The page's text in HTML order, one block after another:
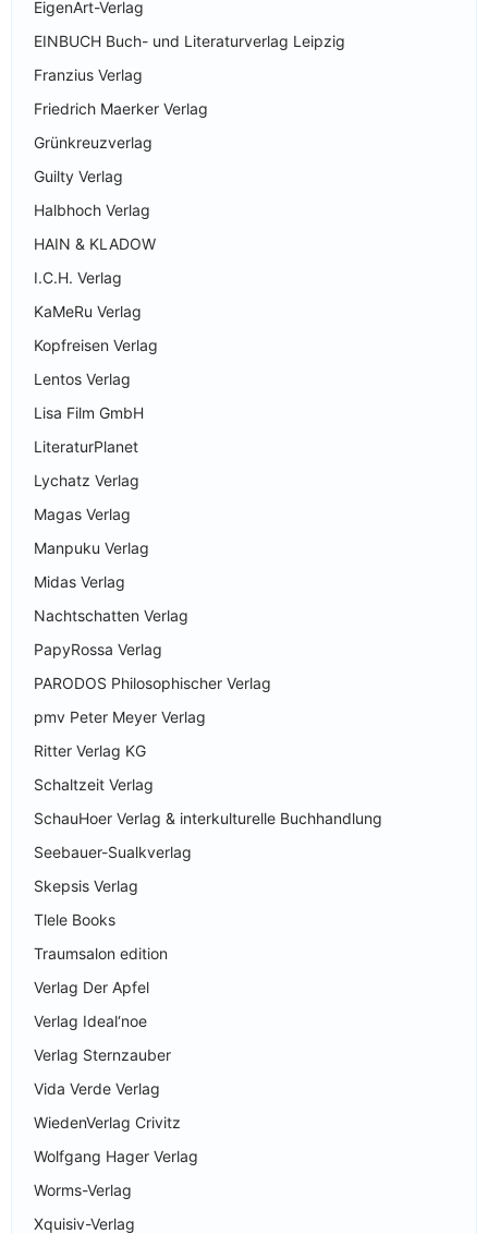
EigenArt-Verlag
EINBUCH Buch- und Literaturverlag Leipzig
Franzius Verlag
Friedrich Maerker Verlag
Grünkreuzverlag
Guilty Verlag
Halbhoch Verlag
HAIN & KLADOW
I.C.H. Verlag
KaMeRu Verlag
Kopfreisen Verlag
Lentos Verlag
Lisa Film GmbH
LiteraturPlanet
Lychatz Verlag
Magas Verlag
Manpuku Verlag
Midas Verlag
Nachtschatten Verlag
PapyRossa Verlag
PARODOS Philosophischer Verlag
pmv Peter Meyer Verlag
Ritter Verlag KG
Schaltzeit Verlag
SchauHoer Verlag & interkulturelle Buchhandlung
Seebauer-Sualkverlag
Skepsis Verlag
Tlele Books
Traumsalon edition
Verlag Der Apfel
Verlag Ideal‘noe
Verlag Sternzauber
Vida Verde Verlag
WiedenVerlag Crivitz
Wolfgang Hager Verlag
Worms-Verlag
Xquisiv-Verlag